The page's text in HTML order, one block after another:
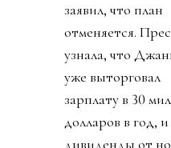
заявил, что план
отменяется.
узнала, что
уже выторговал
зарплату в 30
долларов в год, и
дивиденды от